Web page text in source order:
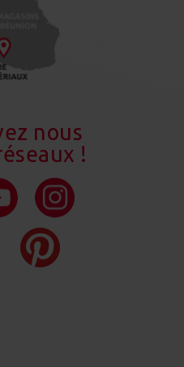
nous
!